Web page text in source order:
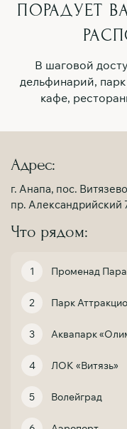
ПОРАДУЕТ
В шаговой
дельфинарий,
кафе,
Адрес:
г. Анапа, пос.
пр. Александрийский
Что рядом:
Променад
Парк
Аквапарк
ЛОК «Витязь»
Волейград